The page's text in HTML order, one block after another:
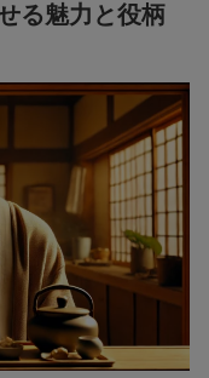
る魅力と役柄